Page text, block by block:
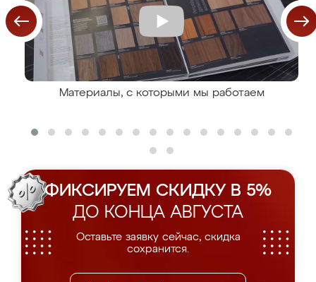
Материалы, с которыми мы работаем
ФИКСИРУЕМ СКИДКУ В 5%
ДО КОНЦА АВГУСТА
Оставьте заявку сейчас, скидка
сохранится.